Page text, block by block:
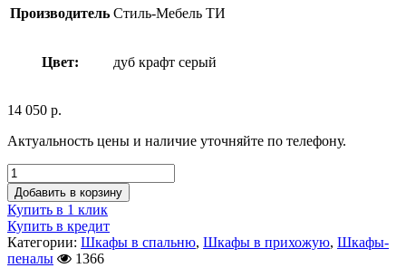
Производитель Стиль-Мебель ТИ
Цвет: дуб крафт серый
14 050 р.
Актуальность цены и наличие уточняйте по телефону.
Добавить в корзину
Купить в 1 клик
Купить в кредит
Категории: Шкафы в спальню, Шкафы в прихожую, Шкафы-
пеналы
1366